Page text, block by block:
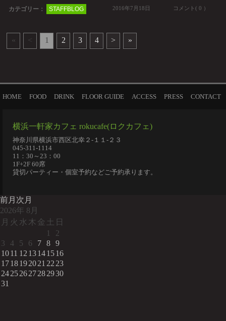
カテゴリー： STAFFBLOG 2016年7月18日 コメント( 0 ）
« < 1 2 3 4 > »
HOME FOOD DRINK FLOOR GUIDE ACCESS PRESS CONTACT
横浜一軒家カフェ rokucafe(ロクカフェ)
神奈川県横浜市西区北幸２-１１-２３
045-311-1114
11：30～23：00
1F+2F 60席
貸切パーティー・個室予約などご予約承ります。
前月 次月
2026年 8月
月 火 水 木 金 土 日
1
2
3
4 5 6 7 8 9
1011 12 13141516
1718192021 22 23
24252627282930
31